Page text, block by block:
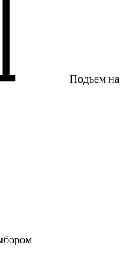
Подъем на